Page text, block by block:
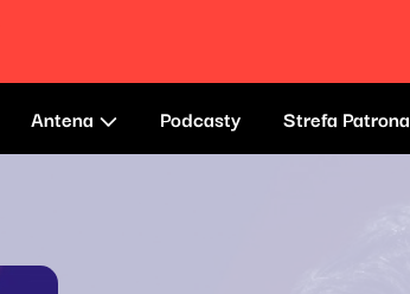
Antena Podcasty Strefa Patrona